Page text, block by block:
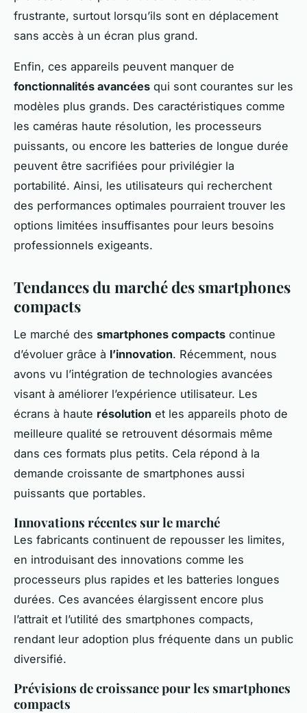
frustrante, surtout lorsqu’ils sont en déplacement
sans accès à un écran plus grand.
Enfin, ces appareils peuvent manquer de
fonctionnalités avancées qui sont courantes sur les
modèles plus grands. Des caractéristiques comme
les caméras haute résolution, les processeurs
puissants, ou encore les batteries de longue durée
peuvent être sacrifiées pour privilégier la
portabilité. Ainsi, les utilisateurs qui recherchent
des performances optimales pourraient trouver les
options limitées insuffisantes pour leurs besoins
professionnels exigeants.
Tendances du marché des smartphones
compacts
Le marché des smartphones compacts continue
d’évoluer grâce à l’innovation. Récemment, nous
avons vu l’intégration de technologies avancées
visant à améliorer l’expérience utilisateur. Les
écrans à haute résolution et les appareils photo de
meilleure qualité se retrouvent désormais même
dans ces formats plus petits. Cela répond à la
demande croissante de smartphones aussi
puissants que portables.
Innovations récentes sur le marché
Les fabricants continuent de repousser les limites,
en introduisant des innovations comme les
processeurs plus rapides et les batteries longues
durées. Ces avancées élargissent encore plus
l’attrait et l’utilité des smartphones compacts,
rendant leur adoption plus fréquente dans un public
diversifié.
Prévisions de croissance pour les smartphones
compacts